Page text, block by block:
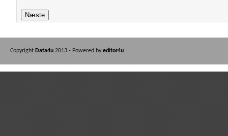
Copyright Data4u 2013 - Powered by editor4u